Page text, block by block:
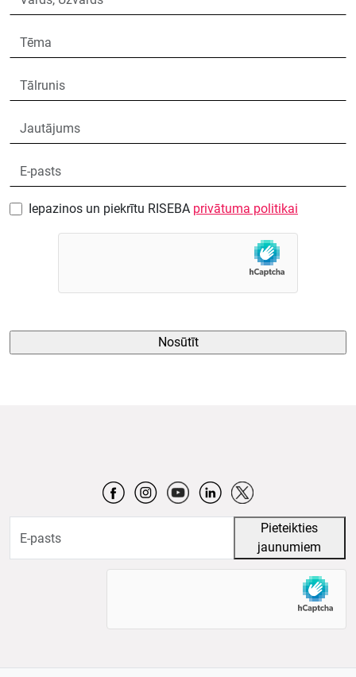
Iepazinos un piekrītu RISEBA privātuma politikai